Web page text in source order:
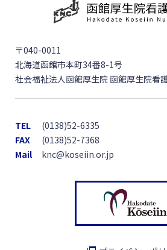
〒040-0011
北海道函館市本町34番8-1号
社会福祉法人函館厚生院 函館厚生院看
TEL
(0138)52-6335
FAX
(0138)52-7368
Mail
knc@koseiin.or.jp